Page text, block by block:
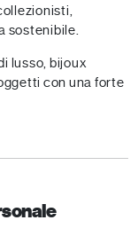
sostenibile.
lusso, bijoux
con una forte